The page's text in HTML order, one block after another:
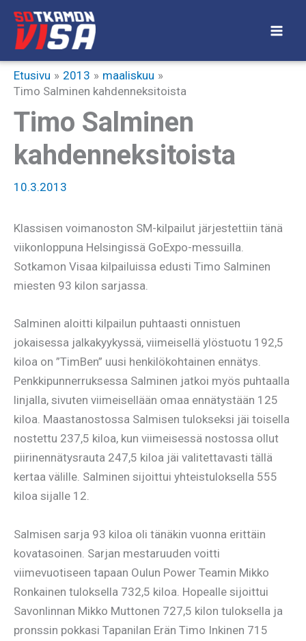
Siirry
sisältöön
Etusivu 2013
maaliskuu
Timo Salminen kahdenneksitoista
Timo Salminen
kahdenneksitoista
10.3.2013
Klassisen voimanoston SM-kilpailut järjestettiin tänä
viikonloppuna Helsingissä GoExpo-messuilla.
Sotkamon Visaa kilpailuissa edusti Timo Salminen
miesten 93 kilon sarjassa.
Salminen aloitti kilpailun puhtaasti onnistuen
jokaisessa jalkakyykyssä, viimeisellä ylöstuotu 192,5
kiloa on ”TimBen” uusi henkilökohtainen ennätys.
Penkkipunnerruksessa Salminen jatkoi myös puhtaalla
linjalla, sivuten viimeisellään omaa ennätystään 125
kiloa. Maastanostossa Salmisen tulokseksi jäi toisella
nostettu 237,5 kiloa, kun viimeisessä nostossa ollut
piirinennätysrauta 247,5 kiloa jäi valitettavasti tällä
kertaa välille. Salminen sijoittui yhteistuloksella 555
kiloa sijalle 12.
Salmisen sarja 93 kiloa oli tänäkin vuonna erittäin
kovatasoinen. Sarjan mestaruuden voitti
viimevuotiseen tapaan Oulun Power Teamin Mikko
Ronkainen tuloksella 732,5 kiloa. Hopealle sijoittui
Savonlinnan Mikko Muttonen 727,5 kilon tuloksella ja
pronssin pokkasi Tapanilan Erän Timo Inkinen 715